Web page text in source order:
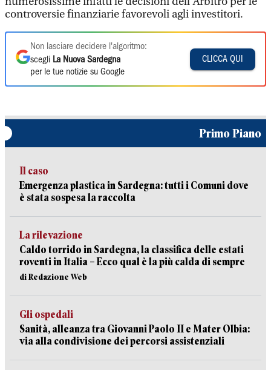
controversie finanziarie favorevoli agli investitori.
Non lasciare decidere l'algoritmo:
scegli La Nuova Sardegna
per le tue notizie su Google
CLICCA QUI
Primo Piano
Il caso
Emergenza plastica in Sardegna: tutti i Comuni dove
è stata sospesa la raccolta
La rilevazione
Caldo torrido in Sardegna, la classifica delle estati
roventi in Italia – Ecco qual è la più calda di sempre
di Redazione Web
Gli ospedali
Sanità, alleanza tra Giovanni Paolo II e Mater Olbia:
via alla condivisione dei percorsi assistenziali